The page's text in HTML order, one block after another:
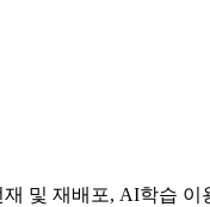
및 재배포, AI학습 이